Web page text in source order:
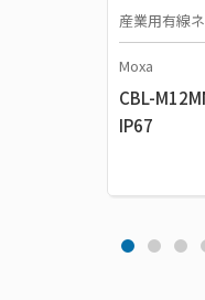
産業用有線
Moxa
CBL-
IP67